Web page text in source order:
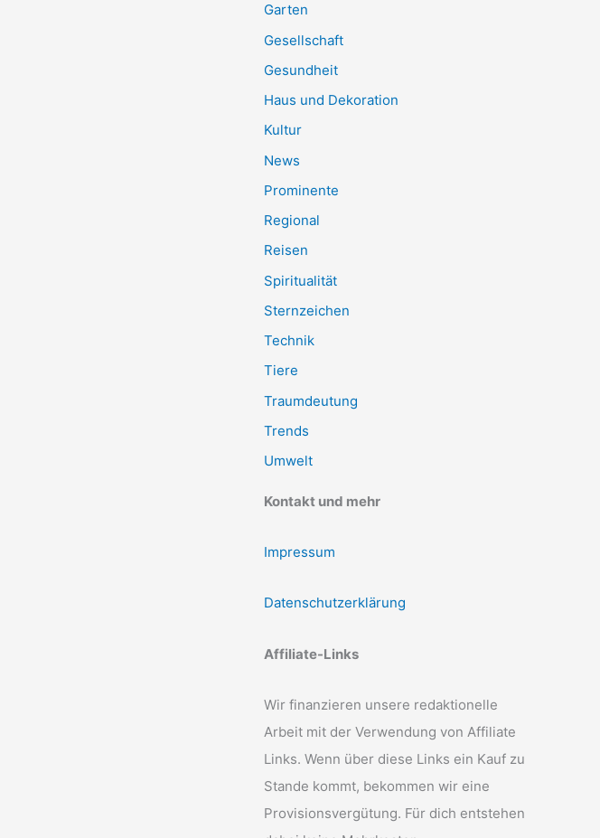
Garten
Gesellschaft
Gesundheit
Haus und Dekoration
Kultur
News
Prominente
Regional
Reisen
Spiritualität
Sternzeichen
Technik
Tiere
Traumdeutung
Trends
Umwelt
Kontakt und mehr
Impressum
Datenschutzerklärung
Affiliate-Links
Wir finanzieren unsere redaktionelle
Arbeit mit der Verwendung von Affiliate
Links. Wenn über diese Links ein Kauf zu
Stande kommt, bekommen wir eine
Provisionsvergütung. Für dich entstehen